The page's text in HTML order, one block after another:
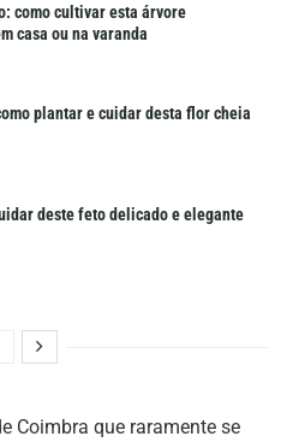
como cultivar esta árvore
casa ou na varanda
plantar e cuidar desta flor cheia
deste feto delicado e elegante
Coimbra que raramente se